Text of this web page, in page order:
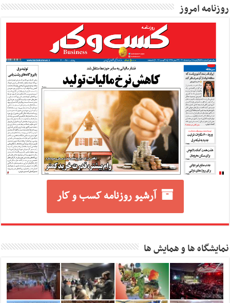
روزنامه امروز
آرشیو روزنامه کسب و کار
نمایشگاه ها و همایش ها